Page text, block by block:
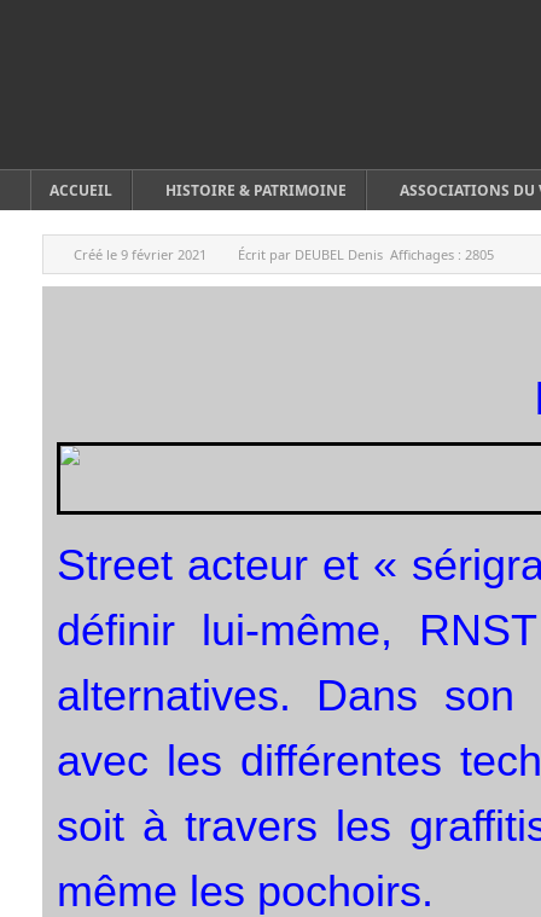
ACCUEIL HISTOIRE & PATRIMOINE ASSOCIATIONS DU
Créé le 9 février 2021 Écrit par DEUBEL Denis Affichages : 2805
Street acteur et «
définir lui-même,
alternatives. Dans
avec les différentes
soit à travers les
même les pochoirs.